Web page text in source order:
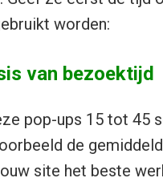
worden:
van bezoektijd
pop-ups 15 tot 45
de
site het beste